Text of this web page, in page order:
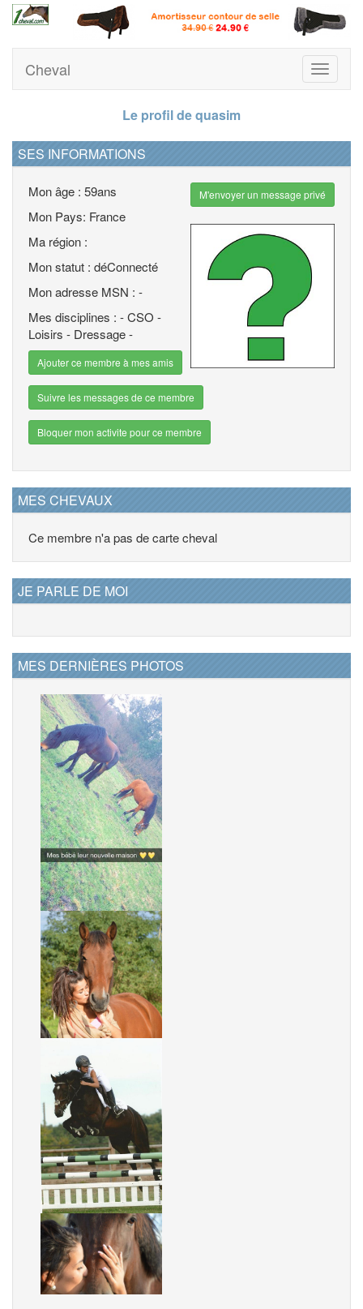
Toggle
Cheval
Le profil de quasim
SES INFORMATIONS
Mon âge : 59ans
Mon Pays: France
Ma région :
Mon statut : déConnecté
Mon adresse MSN : -
Mes disciplines : - CSO -
Loisirs - Dressage -
Ajouter ce membre à mes amis
Suivre les messages de ce membre
Bloquer mon activite pour ce membre
M'envoyer un message privé
MES CHEVAUX
Ce membre n'a pas de carte cheval
JE PARLE DE MOI
MES DERNIÈRES PHOTOS